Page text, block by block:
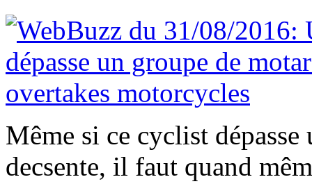
Même si ce cyclist
decsente, il faut quand